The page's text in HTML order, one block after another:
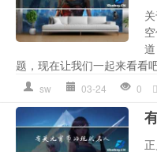
题，现在让我们一起来看看
sw 03-24 0